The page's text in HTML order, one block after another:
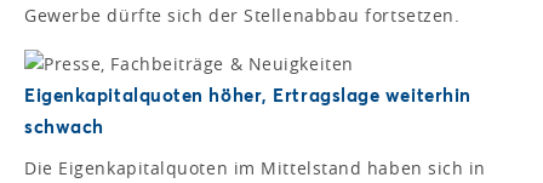
Gewerbe dürfte sich der Stellenabbau fortsetzen.
Eigenkapitalquoten höher, Ertragslage weiterhin
schwach
Die Eigenkapitalquoten im Mittelstand haben sich in